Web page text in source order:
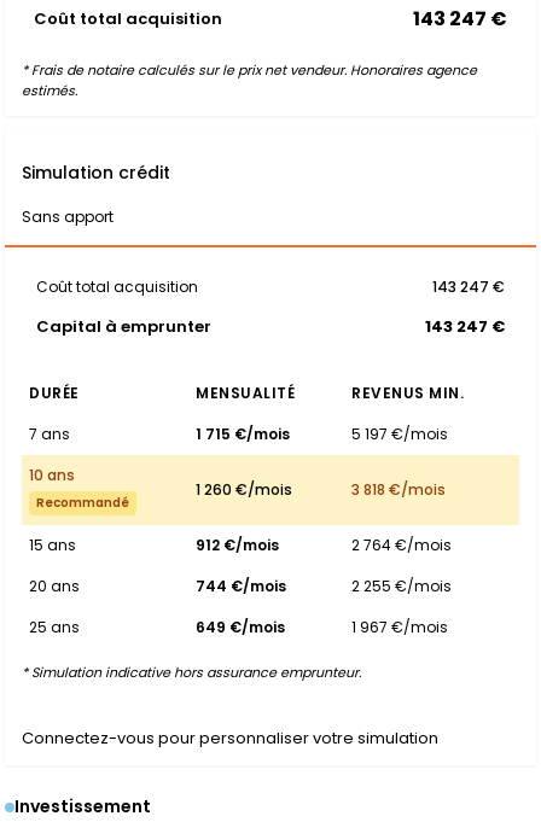
Coût total acquisition 143 247 €
* Frais de notaire calculés sur le prix net vendeur. Honoraires agence
estimés.
Simulation crédit
Sans apport
Coût total acquisition 143 247 €
Capital à emprunter 143 247 €
DURÉE MENSUALITÉ
REVENUS MIN.
7 ans
1 715 €/mois
5 197 €/mois
10 ans
Recommandé
1 260 €/mois 3 818 €/mois
15 ans 912 €/mois
2 764 €/mois
20 ans
744 €/mois
2 255 €/mois
25 ans
649 €/mois 1 967 €/mois
* Simulation indicative hors assurance emprunteur.
Connectez-vous pour personnaliser votre simulation
Investissement